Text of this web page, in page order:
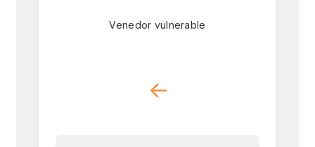
Venedor vulnerable
↓